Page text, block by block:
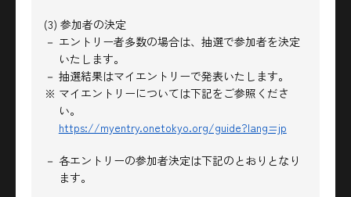
(3) 参加者の決定
－ エントリー者多数の場合は、抽選で参加者を決定
いたします。
－ 抽選結果はマイエントリーで発表いたします。
※ マイエントリーについては下記をご参照くださ
い。
https://myentry.onetokyo.org/guide?lang=jp
－ 各エントリーの参加者決定は下記のとおりとなり
ます。